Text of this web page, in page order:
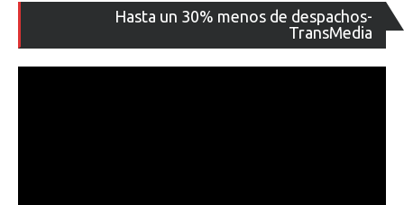
Hasta un 30% menos de despachos-
TransMedia
de